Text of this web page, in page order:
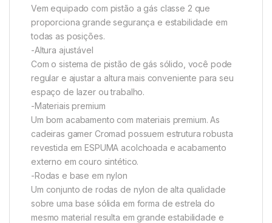
Vem equipado com pistão a gás classe 2 que
proporciona grande segurança e estabilidade em
todas as posições.
-Altura ajustável
Com o sistema de pistão de gás sólido, você pode
regular e ajustar a altura mais conveniente para seu
espaço de lazer ou trabalho.
-Materiais premium
Um bom acabamento com materiais premium. As
cadeiras gamer Cromad possuem estrutura robusta
revestida em ESPUMA acolchoada e acabamento
externo em couro sintético.
-Rodas e base em nylon
Um conjunto de rodas de nylon de alta qualidade
sobre uma base sólida em forma de estrela do
mesmo material resulta em grande estabilidade e